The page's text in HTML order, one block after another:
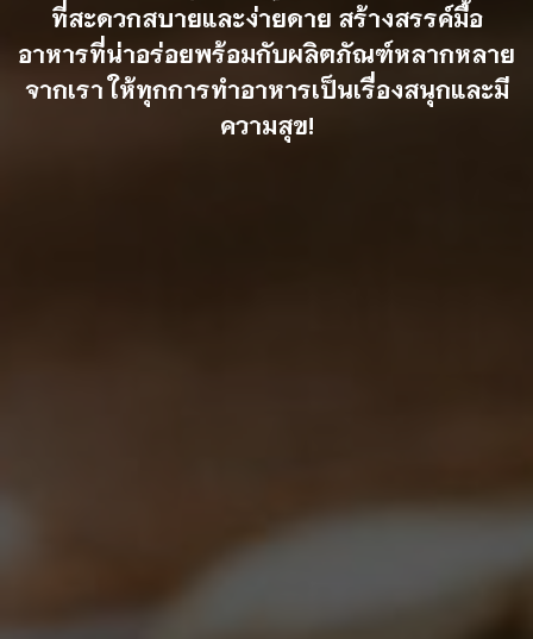
ที่สะดวกสบายและง่ายดาย สร้างสรรค์มื้อ
อาหารที่น่าอร่อยพร้อมกับผลิตภัณฑ์หลากหลาย
จากเรา ให้ทุกการทำอาหารเป็นเรื่องสนุกและมี
ความสุข!